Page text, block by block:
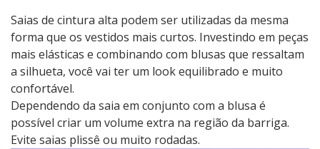
Saias de cintura alta podem ser utilizadas da mesma
forma que os vestidos mais curtos. Investindo em peças
mais elásticas e combinando com blusas que ressaltam
a silhueta, você vai ter um look equilibrado e muito
confortável.
Dependendo da saia em conjunto com a blusa é
possível criar um volume extra na região da barriga.
Evite saias plissê ou muito rodadas.